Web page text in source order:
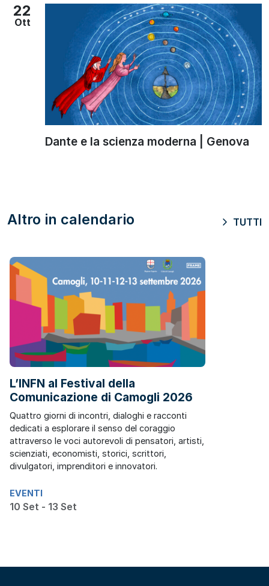
22
Ott
Dante e la scienza moderna | Genova
Altro in calendario TUTTI
L’INFN al Festival della
Comunicazione di Camogli 2026
Quattro giorni di incontri, dialoghi e racconti
dedicati a esplorare il senso del coraggio
attraverso le voci autorevoli di pensatori, artisti,
scienziati, economisti, storici, scrittori,
divulgatori, imprenditori e innovatori.
EVENTI
10 Set - 13 Set